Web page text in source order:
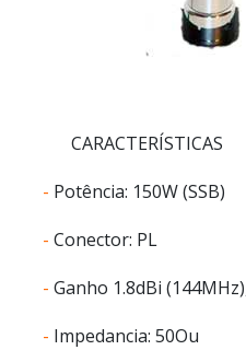
CARACTERÍSTICAS
- Potência: 150W (SSB)
- Conector: PL
- Ganho 1.8dBi
- Impedancia: 50Ou